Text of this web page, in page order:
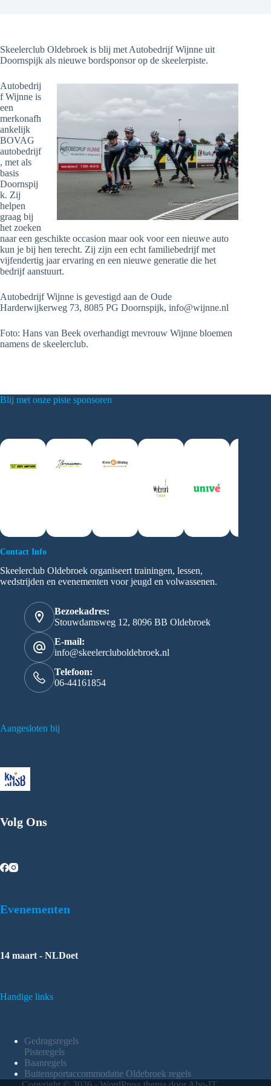
Skeelerclub Oldebroek is blij met Autobedrijf Wijnne uit
Doornspijk als nieuwe bordsponsor op de skeelerpiste.
Autobedrij
f Wijnne is
een
merkonafh
ankelijk
BOVAG
autobedrijf
, met als
basis
Doornspij
k. Zij
helpen
graag bij
het zoeken
naar een geschikte occasion maar ook voor een nieuwe auto
kun je bij hen terecht. Zij zijn een echt familiebedrijf met
vijfendertig jaar ervaring en een nieuwe generatie die het
bedrijf aanstuurt.
Autobedrijf Wijnne is gevestigd aan de Oude
Harderwijkerweg 73, 8085 PG Doornspijk, info@wijnne.nl
Foto: Hans van Beek overhandigt mevrouw Wijnne bloemen
namens de skeelerclub.
Blij met onze piste sponsoren
Contact Info
Skeelerclub Oldebroek organiseert trainingen, lessen,
wedstrijden en evenementen voor jeugd en volwassenen.
Bezoekadres:
Stouwdamsweg 12, 8096 BB Oldebroek
E-mail:
info@skeelercluboldebroek.nl
Telefoon:
06-44161854
Aangesloten bij
Volg Ons
Evenementen
14 maart - NLDoet
Handige links
Gedragsregels
Pisteregels
Baanregels
Buitensportaccommodatie Oldebroek regels